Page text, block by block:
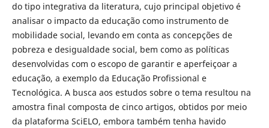
do tipo integrativa da literatura, cujo principal objetivo é
analisar o impacto da educação como instrumento de
mobilidade social, levando em conta as concepções de
pobreza e desigualdade social, bem como as políticas
desenvolvidas com o escopo de garantir e aperfeiçoar a
educação, a exemplo da Educação Profissional e
Tecnológica. A busca aos estudos sobre o tema resultou na
amostra final composta de cinco artigos, obtidos por meio
da plataforma SciELO, embora também tenha havido